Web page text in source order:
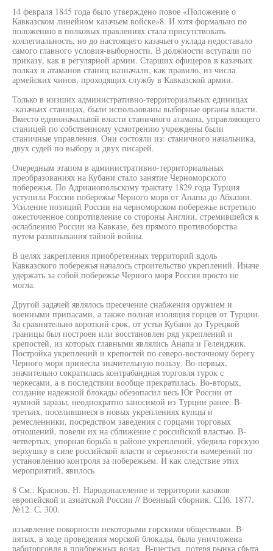
14 февраля 1845 года было утверждено повое «Положение о
Кавказском линейном казачьем войске»8. И хотя формально по
положению в полковых правлениях стала присутствовать
коллегиальность, но до настоящего казачьего уклада недоставало
самого главного условия-выборности. В должности вступали по
приказу, как в регулярной армии. Старших офицеров в казачьих
полках и атаманов станиц назначали, как правило, из числа
армейских чинов, проходящих службу в Кавказской армии.
Только в низших административно-территориальных единицах
-казачьих станицах, были использованы выборные органы власти.
Вместо единоначалыюй власти станичного атамана, управляющего
станицей по собственному усмотрению учреждены были
станичные управления. Они состояли из: станичного начальника,
двух судей по выбору и двух писарей.
Очередным этапом в административно-территориальных
преобразованиях на Кубани стало занятие Черноморского
побережья. По Адрианопольскому трактату 1829 года Турция
уступила России побережье Черного моря от Анапы до Абхазии.
Усиление позиций России на черноморском побережье встретило
ожесточенное сопротивление со стороны Англии, стремившейся к
ослаблению России на Кавказе, без прямого противоборства
путем развязывания тайной войны.
В целях закрепления приобретенных территорий вдоль
Кавказского побережья началось строительство укреплений. Иначе
удержать за собой побережье Черного моря Россия просто не
могла.
Другой задачей являлось пресечение снабжения оружием и
военными припасами, а также полная изоляция горцев от Турции.
За сравнительно короткий срок, от устья Кубани до Турецкой
границы был построен или восстановлен ряд укреплений и
крепостей, из которых главными являлись Анапа и Геленджик.
Постройка укреплений и крепостей по северо-восточному берегу
Черного моря принесла значительную пользу. Во-первых,
значительно сократилась контрабандная торговля турок с
черкесами, а в последствии вообще прекратилась. Во-вторых,
создание надежной блокады обезопасил весь Юг России от
чумной заразы, неоднократно заносимой из Турции ранее. В-
третьих, поселившиеся в новых укреплениях купцы и
ремесленники, посредством заведения с горцами торговых
отношений, повели их на сближение с российской властью. В-
четвертых, упорная борьба в районе укреплений, убедила горскую
верхушку в силе российской власти и серьезности намерений по
установлению контроля за побережьем. И как следствие этих
мероприятий, явилось
8 См.: Краснов. Н. Народонаселение и территории казаков
европейской и азиатской России // Военный сборник. СПб. 1877.
№12. С. 300.
изъявление покорности некоторыми горскими обществами. В-
пятых, в ходе проведения морской блокады, была уничтожена
работорговля в прибрежных водах. В-шестых, потеря рынка сбыта